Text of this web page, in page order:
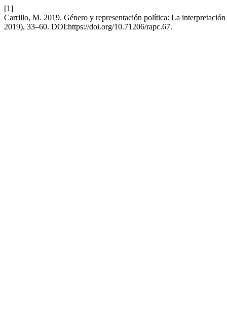
[1]
Carrillo, M. 2019. Género y representación política: La
2019), 33–60. DOI:https://doi.org/10.71206/rapc.67.